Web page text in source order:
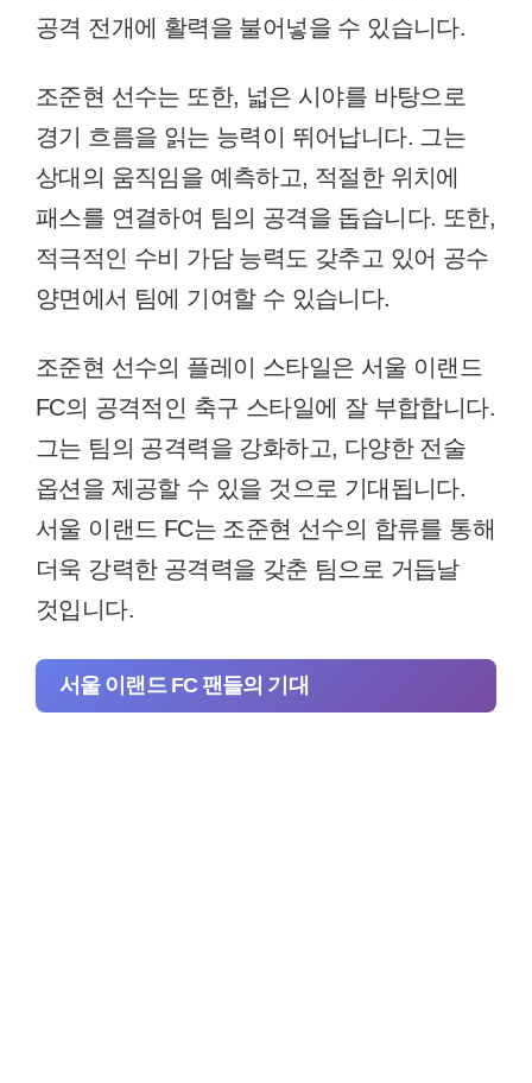
공격 전개에 활력을 불어넣을 수 있습니다.
조준현 선수는 또한, 넓은 시야를 바탕으로
경기 흐름을 읽는 능력이 뛰어납니다. 그는
상대의 움직임을 예측하고, 적절한 위치에
패스를 연결하여 팀의 공격을 돕습니다. 또한,
적극적인 수비 가담 능력도 갖추고 있어 공수
양면에서 팀에 기여할 수 있습니다.
조준현 선수의 플레이 스타일은 서울 이랜드
FC의 공격적인 축구 스타일에 잘 부합합니다.
그는 팀의 공격력을 강화하고, 다양한 전술
옵션을 제공할 수 있을 것으로 기대됩니다.
서울 이랜드 FC는 조준현 선수의 합류를 통해
더욱 강력한 공격력을 갖춘 팀으로 거듭날
것입니다.
서울 이랜드 FC 팬들의 기대